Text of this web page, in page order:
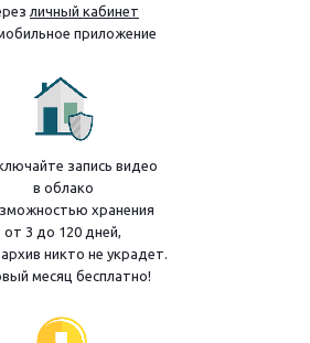
личный кабинет
приложение
запись видео
в облако
хранения
от 3 до 120 дней,
никто не украдет.
месяц бесплатно!